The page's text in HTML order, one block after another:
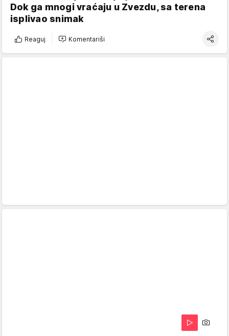
Dok ga mnogi vraćaju u Zvezdu, sa terena
isplivao snimak
Reaguj Komentariši